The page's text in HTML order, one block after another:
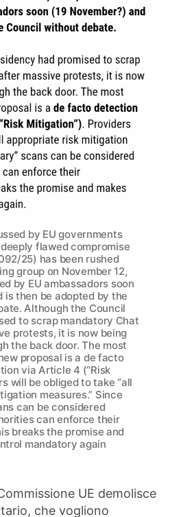
by EU governments
deeply flawed compromise
25) has been rushed
group on November 12,
by EU ambassadors soon
is then be adopted by the
Although the Council
to scrap mandatory Chat
protests, it is now being
the back door. The most
proposal is a de facto
via Article 4 (“Risk
will be obliged to take “all
measures.” Since
can be considered
can enforce their
breaks the promise and
mandatory again
UE demolisce
che vogliono